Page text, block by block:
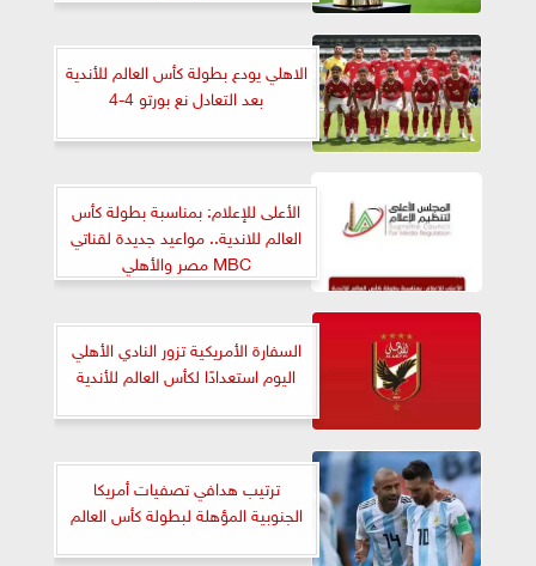
الاهلي يودع بطولة كأس العالم للأندية
بعد التعادل نع بورتو 4-4
الأعلى للإعلام: بمناسبة بطولة كأس
العالم للاندية.. مواعيد جديدة لقناتي
MBC مصر والأهلي
السفارة الأمريكية تزور النادي الأهلي
اليوم استعدادًا لكأس العالم للأندية
ترتيب هدافي تصفيات أمريكا
الجنوبية المؤهلة لبطولة كأس العالم